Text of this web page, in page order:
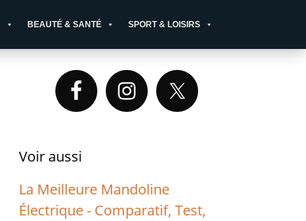
BEAUTÉ & SANTÉ SPORT & LOISIRS
Primary
Sidebar
Voir aussi
La Meilleure Mandoline
Électrique - Comparatif, Test,